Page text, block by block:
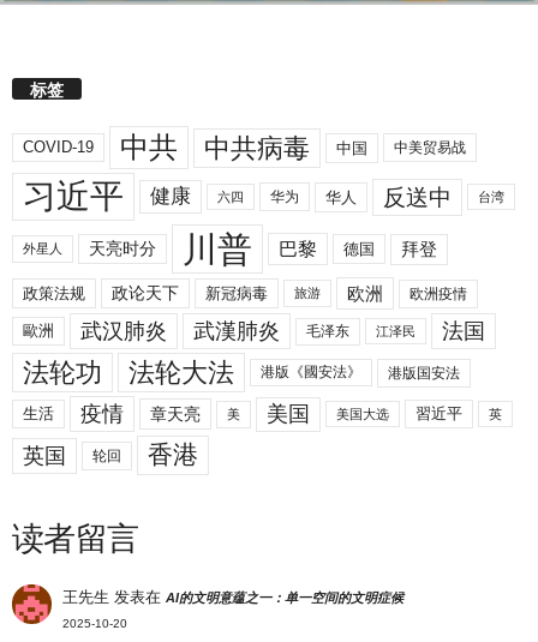
标签
COVID-19 中共 中共病毒 中国 中美贸易战
习近平 健康 六四 华为 华人 反送中 台湾
外星人 天亮时分 川普 巴黎 德国 拜登
政策法规 政论天下 新冠病毒 旅游 欧洲 欧洲疫情
歐洲 武汉肺炎 武漢肺炎 毛泽东 江泽民 法国
法轮功 法轮大法 港版《國安法》 港版国安法
生活 疫情 章天亮 美 美国 美国大选 習近平 英
英国 轮回 香港
读者留言
王先生 发表在AI的文明意蕴之一：单一空间的文明症候
2025-10-20